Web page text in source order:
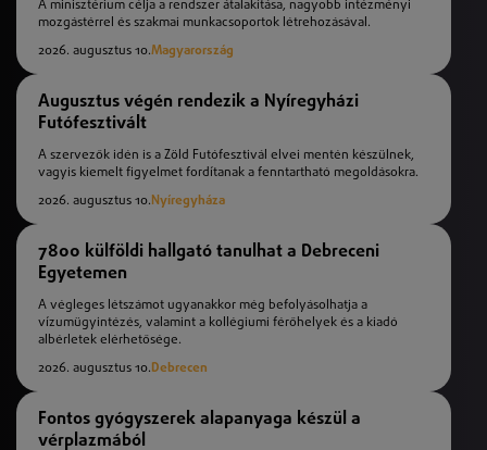
A minisztérium célja a rendszer átalakítása, nagyobb intézményi
mozgástérrel és szakmai munkacsoportok létrehozásával.
2026. augusztus 10.Magyarország
Augusztus végén rendezik a Nyíregyházi
Futófesztivált
A szervezők idén is a Zöld Futófesztivál elvei mentén készülnek,
vagyis kiemelt figyelmet fordítanak a fenntartható megoldásokra.
2026. augusztus 10. Nyíregyháza
7800 külföldi hallgató tanulhat a Debreceni
Egyetemen
A végleges létszámot ugyanakkor még befolyásolhatja a
vízumügyintézés, valamint a kollégiumi férőhelyek és a kiadó
albérletek elérhetősége.
2026. augusztus 10.Debrecen
Fontos gyógyszerek alapanyaga készül a
vérplazmából